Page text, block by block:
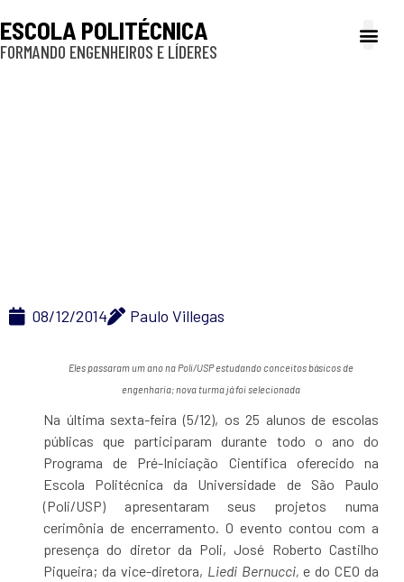
ESCOLA POLITÉCNICA
FORMANDO ENGENHEIROS E LÍDERES
08/12/2014 Paulo Villegas
Eles passaram um ano na Poli/USP estudando conceitos básicos de
engenharia; nova turma já foi selecionada
Na última sexta-feira (5/12), os 25 alunos de escolas
públicas que participaram durante todo o ano do
Programa de Pré-Iniciação Científica oferecido na
Escola Politécnica da Universidade de São Paulo
(Poli/USP) apresentaram seus projetos numa
cerimônia de encerramento. O evento contou com a
presença do diretor da Poli, José Roberto Castilho
Piqueira; da vice-diretora, Liedi Bernucci, e do CEO da